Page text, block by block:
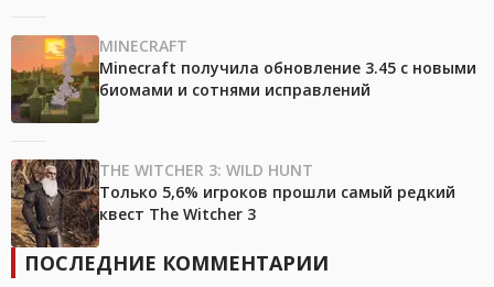
MINECRAFT
Minecraft получила обновление 3.45 с новыми
биомами и сотнями исправлений
THE WITCHER 3: WILD HUNT
Только 5,6% игроков прошли самый редкий
квест The Witcher 3
ПОСЛЕДНИЕ КОММЕНТАРИИ